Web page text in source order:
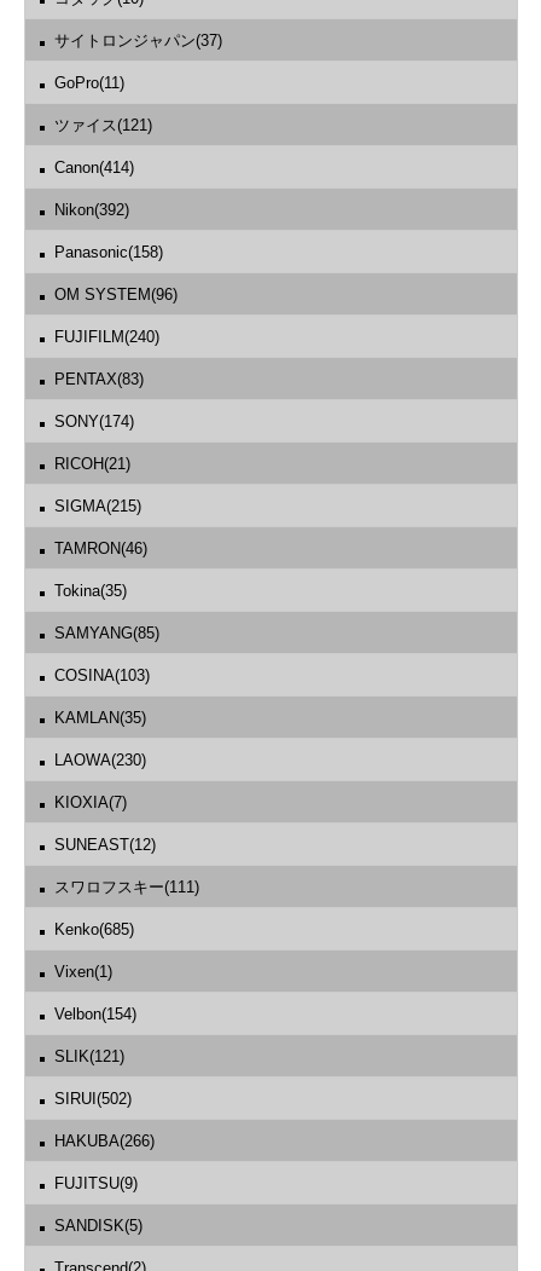
サイトロンジャパン(37)
GoPro(11)
ツァイス(121)
Canon(414)
Nikon(392)
Panasonic(158)
OM SYSTEM(96)
FUJIFILM(240)
PENTAX(83)
SONY(174)
RICOH(21)
SIGMA(215)
TAMRON(46)
Tokina(35)
SAMYANG(85)
COSINA(103)
KAMLAN(35)
LAOWA(230)
KIOXIA(7)
SUNEAST(12)
スワロフスキー(111)
Kenko(685)
Vixen(1)
Velbon(154)
SLIK(121)
SIRUI(502)
HAKUBA(266)
FUJITSU(9)
SANDISK(5)